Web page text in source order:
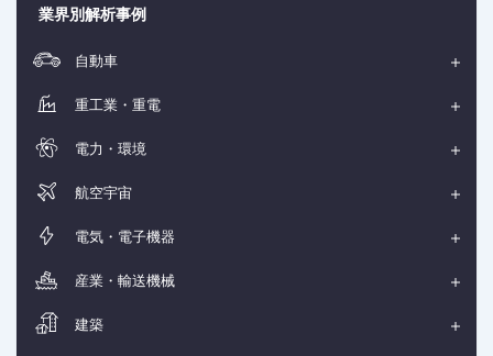
業界別解析事例
自動車
重工業・重電
電力・環境
航空宇宙
電気・電子機器
産業・輸送機械
建築